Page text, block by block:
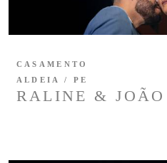
RALINE & JOÃO
CASAMENTO
ALDEIA / PE